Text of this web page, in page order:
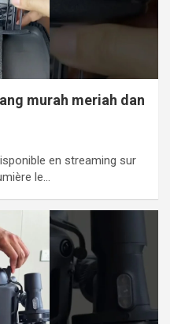
murah meriah dan
en streaming sur
le…